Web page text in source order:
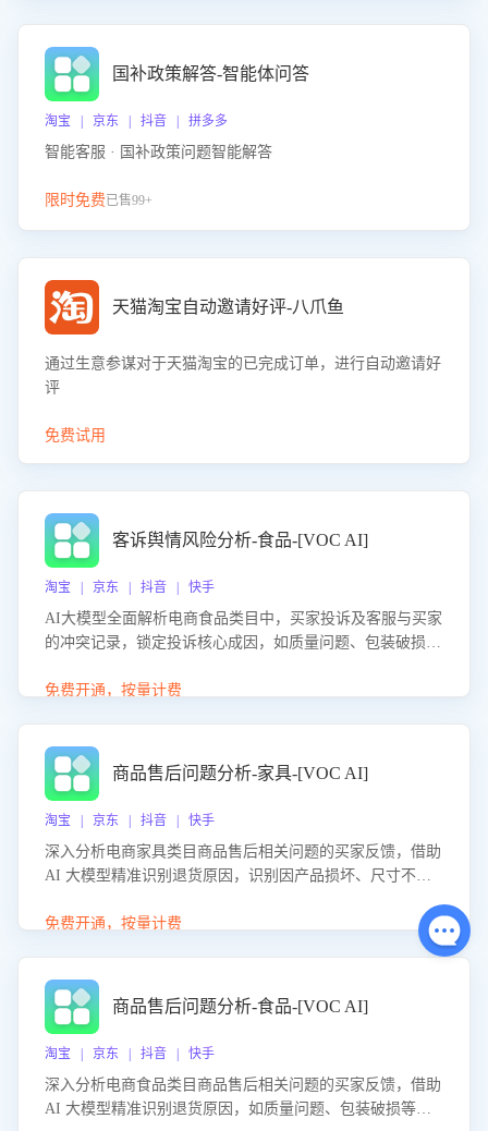
国补政策解答-智能体问答
淘宝 | 京东 | 抖音 | 拼多多
智能客服 · 国补政策问题智能解答
限时免费已售99+
天猫淘宝自动邀请好评-八爪鱼
通过生意参谋对于天猫淘宝的已完成订单，进行自动邀请好
评
免费试用
客诉舆情风险分析-食品-[VOC AI]
淘宝 | 京东 | 抖音 | 快手
AI大模型全面解析电商食品类目中，买家投诉及客服与买家
的冲突记录，锁定投诉核心成因，如质量问题、包装破损
置差评防控，提升客户满意度。
免费开通，按量计费
商品售后问题分析-家具-[VOC AI]
淘宝 | 京东 | 抖音 | 快手
深入分析电商家具类目商品售后相关问题的买家反馈，借助
AI 大模型精准识别退货原因，识别因产品损坏、尺寸不符
力商家优化产品或服务，实现销售额的显著提升。
免费开通，按量计费
商品售后问题分析-食品-[VOC AI]
淘宝 | 京东 | 抖音 | 快手
深入分析电商食品类目商品售后相关问题的买家反馈，借助
AI 大模型精准识别退货原因，如质量问题、包装破损等，